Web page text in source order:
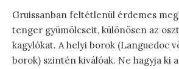
Gruissanban feltétlenül érdemes
tenger gyümölcseit, különösen az
kagylókat. A helyi borok (Languedoc
borok) szintén kiválóak. Ne hagyja ki